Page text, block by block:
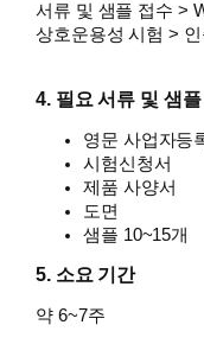
서류 및 샘플 접수 >
상호운용성 시험 >
4. 필요 서류 및 샘플
영문 사업자등
시험신청서
제품 사양서
도면
샘플 10~15개
5. 소요 기간
약 6~7주